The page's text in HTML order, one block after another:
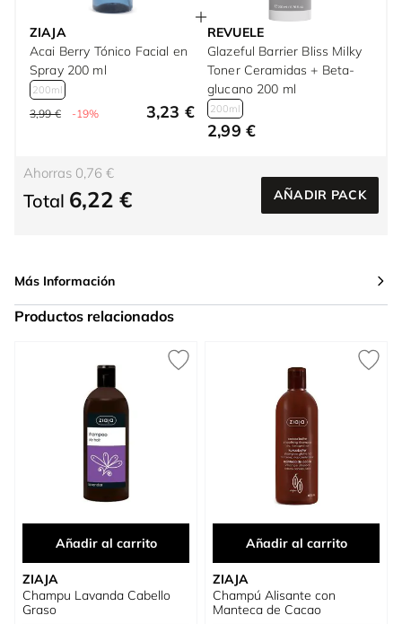
ZIAJA
Acai Berry Tónico Facial en
Spray 200 ml
200ml
3,99 € -19% 3,23 €
REVUELE
Glazeful Barrier Bliss Milky
Toner Ceramidas + Beta-
glucano 200 ml
200ml
2,99 €
Ahorras 0,76 €
Total 6,22 € AÑADIR PACK
Más Información
Productos relacionados
Añadir al carrito
ZIAJA
Champu Lavanda Cabello
Graso
Añadir al carrito
ZIAJA
Champú Alisante con
Manteca de Cacao